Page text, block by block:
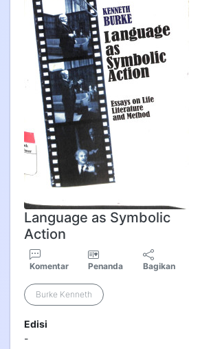
Language as Symbolic
Action
Komentar Penanda Bagikan
Burke Kenneth
Edisi
-